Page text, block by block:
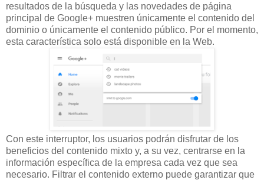
resultados de la búsqueda y las novedades de página
principal de Google+ muestren únicamente el contenido del
dominio o únicamente el contenido público. Por el momento,
esta característica solo está disponible en la Web.
Con este interruptor, los usuarios podrán disfrutar de los
beneficios del contenido mixto y, a su vez, centrarse en la
información específica de la empresa cada vez que sea
necesario. Filtrar el contenido externo puede garantizar que